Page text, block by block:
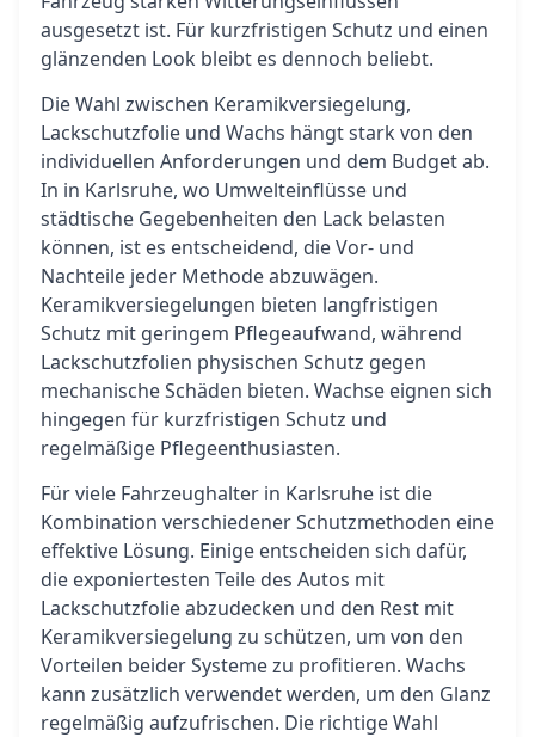
ausgesetzt ist. Für kurzfristigen Schutz und einen
glänzenden Look bleibt es dennoch beliebt.
Die Wahl zwischen Keramikversiegelung,
Lackschutzfolie und Wachs hängt stark von den
individuellen Anforderungen und dem Budget ab.
In in Karlsruhe, wo Umwelteinflüsse und
städtische Gegebenheiten den Lack belasten
können, ist es entscheidend, die Vor- und
Nachteile jeder Methode abzuwägen.
Keramikversiegelungen bieten langfristigen
Schutz mit geringem Pflegeaufwand, während
Lackschutzfolien physischen Schutz gegen
mechanische Schäden bieten. Wachse eignen sich
hingegen für kurzfristigen Schutz und
regelmäßige Pflegeenthusiasten.
Für viele Fahrzeughalter in Karlsruhe ist die
Kombination verschiedener Schutzmethoden eine
effektive Lösung. Einige entscheiden sich dafür,
die exponiertesten Teile des Autos mit
Lackschutzfolie abzudecken und den Rest mit
Keramikversiegelung zu schützen, um von den
Vorteilen beider Systeme zu profitieren. Wachs
kann zusätzlich verwendet werden, um den Glanz
regelmäßig aufzufrischen. Die richtige Wahl